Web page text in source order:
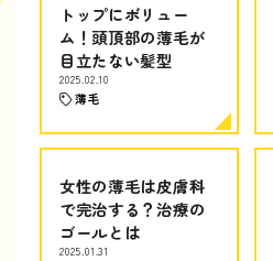
トップにボリュー
ム！頭頂部の薄毛が
目立たない髪型
2025.02.10
薄毛
女性の薄毛は皮膚科
で完治する？治療の
ゴールとは
2025.01.31